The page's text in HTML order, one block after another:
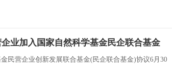
业加入国家自然科学基金民企联合基金
民营企业创新发展联合基金(民企联合基金)协议6月30